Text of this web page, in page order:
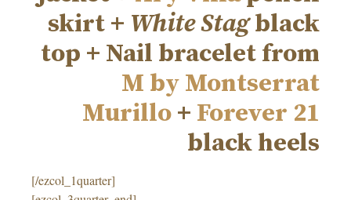
skirt + White Stagblack
top + Nail bracelet from
M by Montserrat
Murillo + Forever 21
black heels
[/ezcol_1quarter]